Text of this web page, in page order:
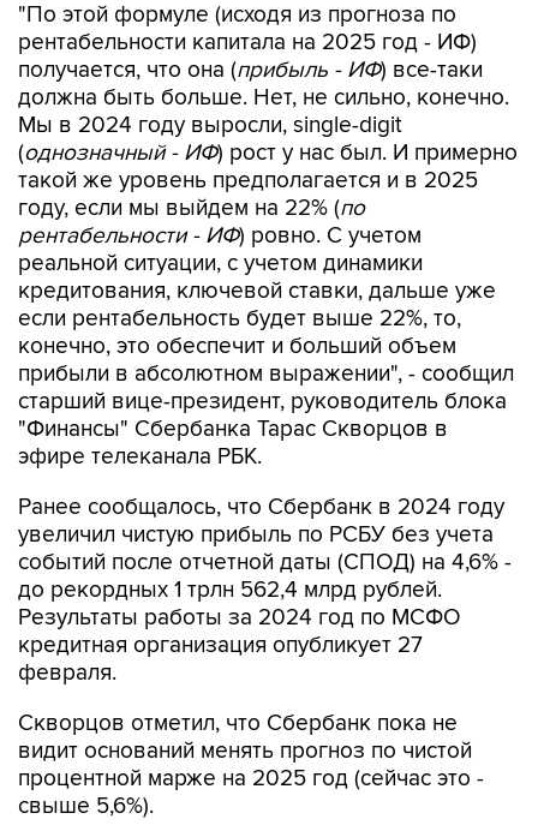
"По этой формуле (исходя из прогноза по
рентабельности капитала на 2025 год - ИФ)
получается, что она (прибыль - ИФ) все-таки
должна быть больше. Нет, не сильно, конечно.
Мы в 2024 году выросли, single-digit
(однозначный - ИФ) рост у нас был. И примерно
такой же уровень предполагается и в 2025
году, если мы выйдем на 22% (по
рентабельности - ИФ) ровно. С учетом
реальной ситуации, с учетом динамики
кредитования, ключевой ставки, дальше уже
если рентабельность будет выше 22%, то,
конечно, это обеспечит и больший объем
прибыли в абсолютном выражении", - сообщил
старший вице-президент, руководитель блока
"Финансы" Сбербанка Тарас Скворцов в
эфире телеканала РБК.
Ранее сообщалось, что Сбербанк в 2024 году
увеличил чистую прибыль по РСБУ без учета
событий после отчетной даты (СПОД) на 4,6% -
до рекордных 1 трлн 562,4 млрд рублей.
Результаты работы за 2024 год по МСФО
кредитная организация опубликует 27
февраля.
Скворцов отметил, что Сбербанк пока не
видит оснований менять прогноз по чистой
процентной марже на 2025 год (сейчас это -
свыше 5,6%).